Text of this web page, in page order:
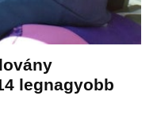
legnagyobb